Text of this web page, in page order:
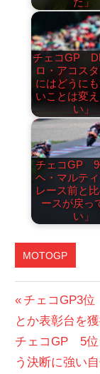
チェコGP
ロ・アコス
にはどうに
いことは変
い」
チェコGP 9
ヘ・マルテ
レース前と
ースが戻っ
い」
MOTOGP
投
稿
ナ
前
の
投
稿:
チェコGP3
とか表彰台を
次
の
チェコGP 5位
う決断に強い